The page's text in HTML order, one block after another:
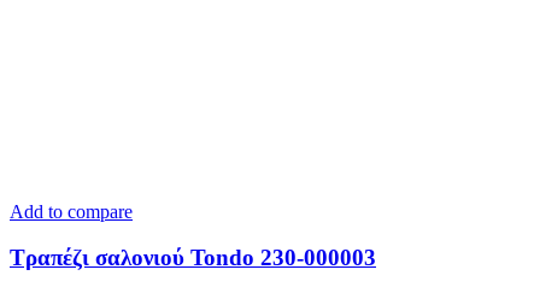
Add to compare
Τραπέζι σαλονιού Tondo 230-000003